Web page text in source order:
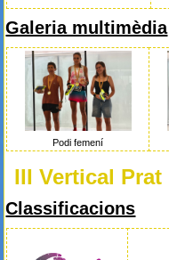
Galeria multimèdia
Podi femení
III Vertical Prat
Classificacions